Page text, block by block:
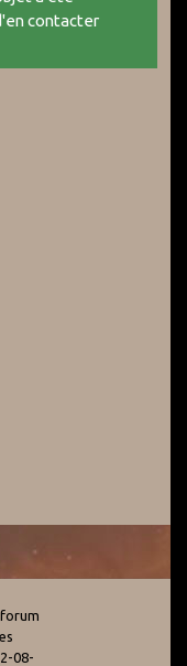
contacter
08-